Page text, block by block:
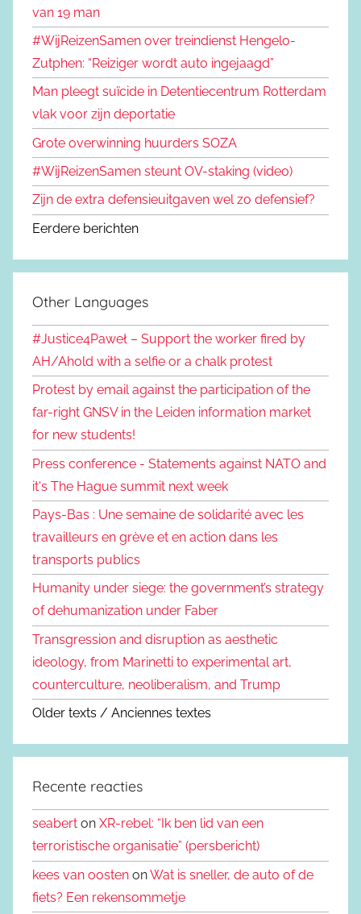
van 19 man
#WijReizenSamen over treindienst Hengelo-
Zutphen: “Reiziger wordt auto ingejaagd”
Man pleegt suïcide in Detentiecentrum Rotterdam
vlak voor zijn deportatie
Grote overwinning huurders SOZA
#WijReizenSamen steunt OV-staking (video)
Zijn de extra defensieuitgaven wel zo defensief?
Eerdere berichten
Other Languages
#Justice4Paweł – Support the worker fired by
AH/Ahold with a selfie or a chalk protest
Protest by email against the participation of the
far-right GNSV in the Leiden information market
for new students!
Press conference - Statements against NATO and
it's The Hague summit next week
Pays-Bas : Une semaine de solidarité avec les
travailleurs en grève et en action dans les
transports publics
Humanity under siege: the government’s strategy
of dehumanization under Faber
Transgression and disruption as aesthetic
ideology, from Marinetti to experimental art,
counterculture, neoliberalism, and Trump
Older texts / Anciennes textes
Recente reacties
seabert on XR-rebel: “Ik ben lid van een
terroristische organisatie” (persbericht)
kees van oosten onWat is sneller, de auto of de
fiets? Een rekensommetje